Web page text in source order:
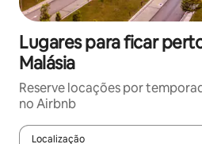
Lugares para ficar
Malásia
Reserve locações por
no Airbnb
Localização